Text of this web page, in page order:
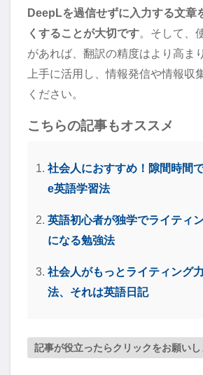
DeepLを過信せずに入力する文章
くすることが大切です。そして、
があれば、翻訳の精度はより高ま
上手に活用し、情報発信や情報収
ください。
こちらの記事もオススメ
社会人におすすめ！隙間時間
e英語学習法
英語初心者が独学でライティ
になる勉強法
社会人がもっとライティング
法、それは英語日記
記事が役立ったらクリックをお願いし